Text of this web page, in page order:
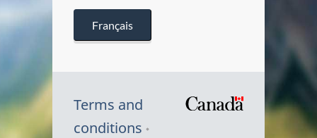
Français
Terms and
conditions